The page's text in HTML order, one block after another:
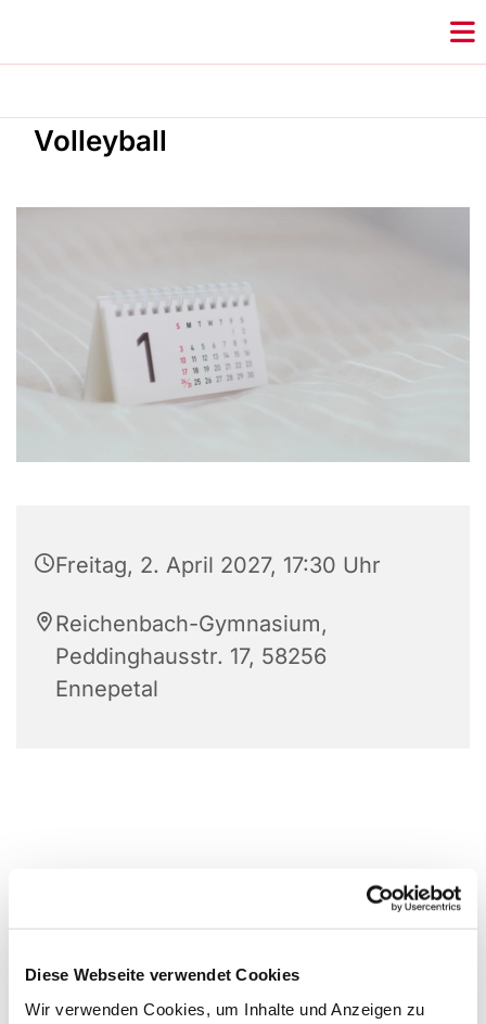
Diese Webseite verwendet Cookies
Wir verwenden Cookies, um Inhalte und Anzeigen zu
Volleyball
Freitag, 2. April 2027, 17:30 Uhr
Reichenbach-Gymnasium,
Peddinghausstr. 17, 58256
Ennepetal